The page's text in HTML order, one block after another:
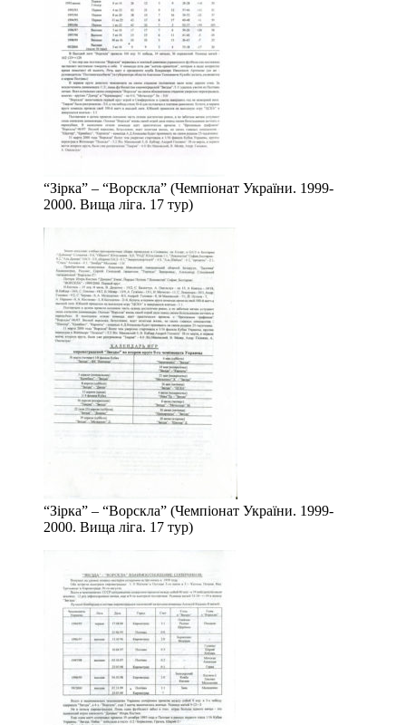
“Зірка” – “Ворскла” (Чемпіонат України. 1999-
2000. Вища ліга. 17 тур)
“Зірка” – “Ворскла” (Чемпіонат України. 1999-
2000. Вища ліга. 17 тур)